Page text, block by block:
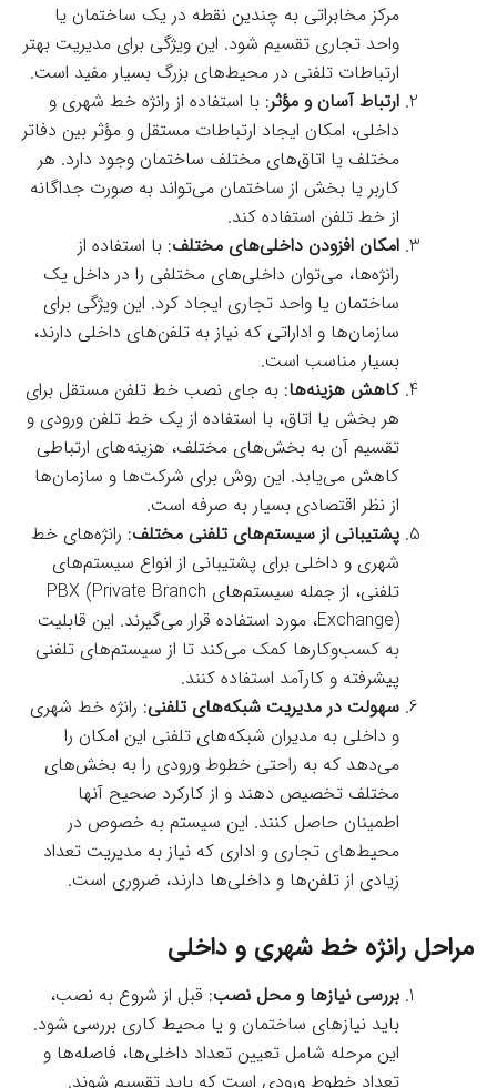
مرکز مخابراتی به چندین نقطه در یک ساختمان یا
واحد تجاری تقسیم شود. این ویژگی برای مدیریت بهتر
ارتباطات تلفنی در محیط‌های بزرگ بسیار مفید است.
ارتباط آسان و مؤثر: با استفاده از رانژه خط شهری و
داخلی، امکان ایجاد ارتباطات مستقل و مؤثر بین دفاتر
مختلف یا اتاق‌های مختلف ساختمان وجود دارد. هر
کاربر یا بخش از ساختمان می‌تواند به صورت جداگانه
از خط تلفن استفاده کند.
امکان افزودن داخلی‌های مختلف: با استفاده از
رانژه‌ها، می‌توان داخلی‌های مختلفی را در داخل یک
ساختمان یا واحد تجاری ایجاد کرد. این ویژگی برای
سازمان‌ها و اداراتی که نیاز به تلفن‌های داخلی دارند،
بسیار مناسب است.
کاهش هزینه‌ها: به جای نصب خط تلفن مستقل برای
هر بخش یا اتاق، با استفاده از یک خط تلفن ورودی و
تقسیم آن به بخش‌های مختلف، هزینه‌های ارتباطی
کاهش می‌یابد. این روش برای شرکت‌ها و سازمان‌ها
از نظر اقتصادی بسیار به صرفه است.
پشتیبانی از سیستم‌های تلفنی مختلف: رانژه‌های خط
شهری و داخلی برای پشتیبانی از انواع سیستم‌های
تلفنی، از جمله سیستم‌های PBX (Private Branch
Exchange)، مورد استفاده قرار می‌گیرند. این قابلیت
به کسب‌وکارها کمک می‌کند تا از سیستم‌های تلفنی
پیشرفته و کارآمد استفاده کنند.
سهولت در مدیریت شبکه‌های تلفنی: رانژه خط شهری
و داخلی به مدیران شبکه‌های تلفنی این امکان را
می‌دهد که به راحتی خطوط ورودی را به بخش‌های
مختلف تخصیص دهند و از کارکرد صحیح آنها
اطمینان حاصل کنند. این سیستم به خصوص در
محیط‌های تجاری و اداری که نیاز به مدیریت تعداد
زیادی از تلفن‌ها و داخلی‌ها دارند، ضروری است.
مراحل رانژه خط شهری و داخلی
بررسی نیازها و محل نصب: قبل از شروع به نصب،
باید نیازهای ساختمان و یا محیط کاری بررسی شود.
این مرحله شامل تعیین تعداد داخلی‌ها، فاصله‌ها و
تعداد خطوط ورودی است که باید تقسیم شوند.